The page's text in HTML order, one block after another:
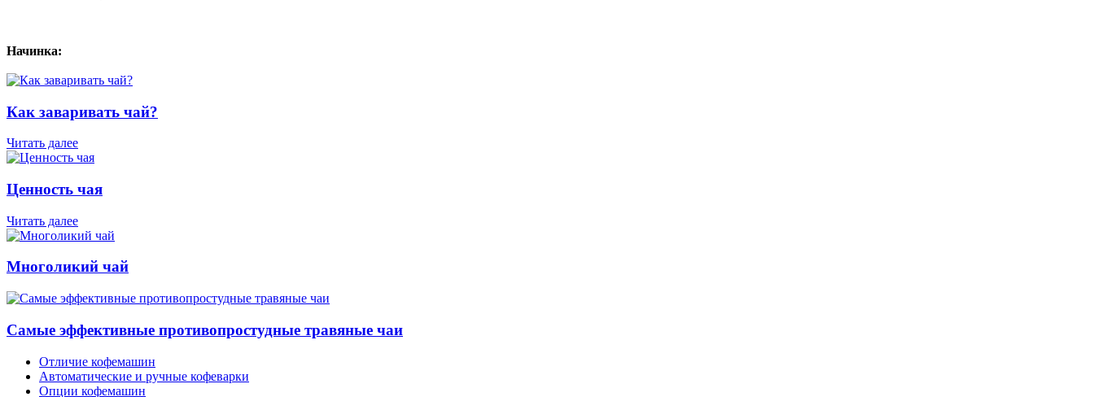
Начинка:
Как заваривать чай?
Читать далее
Ценность чая
Читать далее
Многоликий чай
Самые эффективные противопростудные травяные чаи
Отличие кофемашин
Автоматические и ручные кофеварки
Опции кофемашин